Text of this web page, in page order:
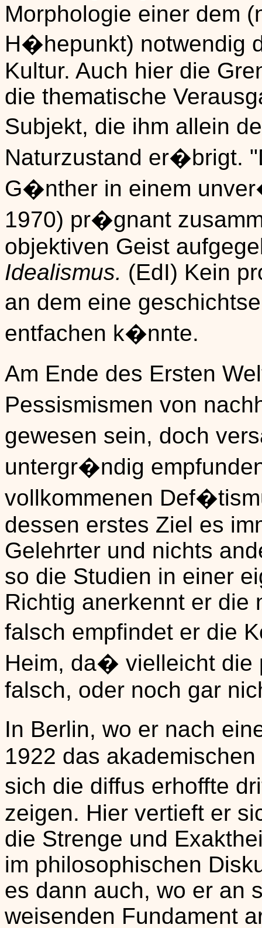
Morphologie einer dem
H�hepunkt) notwendig
Kultur. Auch hier die
die thematische
Subjekt, die ihm allein
Naturzustand er�brigt.
G�nther in einem
1970) pr�gnant
objektiven Geist
Idealismus. (EdI) Kein
an dem eine
entfachen k�nnte.
Am Ende des Ersten
Pessismismen von
gewesen sein, doch
untergr�ndig
vollkommenen
dessen erstes Ziel es
Gelehrter und nichts
so die Studien in einer
Richtig anerkennt er die
falsch empfindet er die
Heim, da� vielleicht die
falsch, oder noch gar
In Berlin, wo er nach
1922 das
sich die diffus erhoffte
zeigen. Hier vertieft er
die Strenge und
im philosophischen
es dann auch, wo er an
weisenden Fundament